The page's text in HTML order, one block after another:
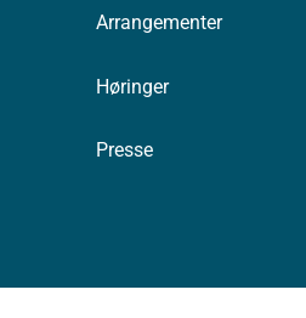
Arrangementer
Høringer
Presse